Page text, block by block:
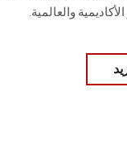
والعالمية.